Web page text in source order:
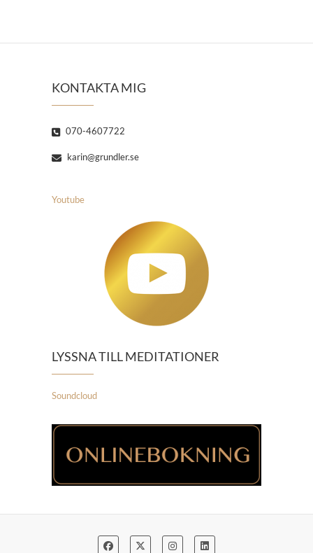
KONTAKTA MIG
070-4607722
karin@grundler.se
Youtube
LYSSNA TILL MEDITATIONER
Soundcloud